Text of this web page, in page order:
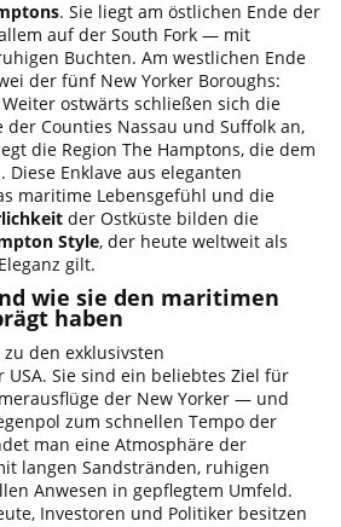
. Sie liegt am östlichen Ende der
auf der South Fork — mit
Buchten. Am westlichen Ende
der fünf New Yorker Boroughs:
ostwärts schließen sich die
Counties Nassau und Suffolk an,
die Region The Hamptons, die dem
Enklave aus eleganten
maritime Lebensgefühl und die
der Ostküste bilden die
Style, der heute weltweit als
gilt.
wie sie den maritimen
haben
den exklusivsten
USA. Sie sind ein beliebtes Ziel für
der New Yorker — und
zum schnellen Tempo der
man eine Atmosphäre der
langen Sandstränden, ruhigen
Anwesen in gepflegtem Umfeld.
Investoren und Politiker besitzen